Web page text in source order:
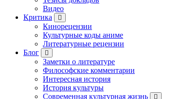
Видео
Критика
Кинорецензии
Культурные коды аниме
Литературные рецензии
Блог
Заметки о литературе
Философские комментарии
Интересная история
История культуры
Современная культурная жизнь